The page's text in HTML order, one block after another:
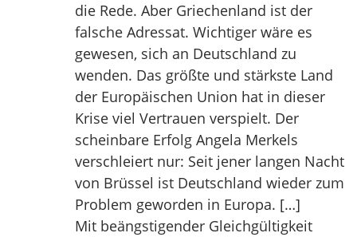
die Rede. Aber Griechenland ist der
falsche Adressat. Wichtiger wäre es
gewesen, sich an Deutschland zu
wenden. Das größte und stärkste Land
der Europäischen Union hat in dieser
Krise viel Vertrauen verspielt. Der
scheinbare Erfolg Angela Merkels
verschleiert nur: Seit jener langen Nacht
von Brüssel ist Deutschland wieder zum
Problem geworden in Europa. […]
Mit beängstigender Gleichgültigkeit